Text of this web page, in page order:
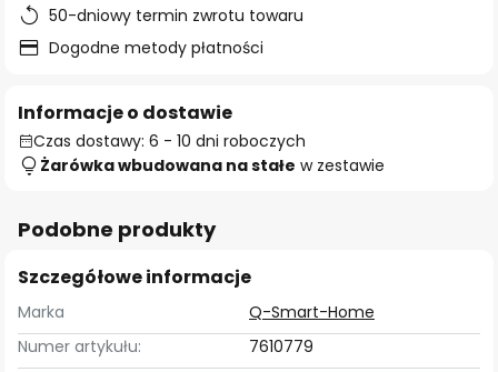
50-dniowy termin zwrotu towaru
Dogodne metody płatności
Informacje o dostawie
Czas dostawy: 6 - 10 dni roboczych
Żarówka wbudowana na stałe w zestawie
Podobne produkty
Szczegółowe informacje
Marka
Q-Smart-Home
Numer artykułu:
7610779